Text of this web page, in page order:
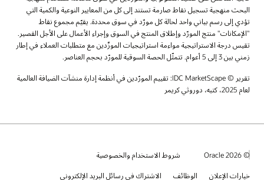
البحث منهجية تسجيل نقاط صارمة تستند إلى كل من المعايير النوعية والكمية التي
تؤدي إلى رسم بياني واحد لحالة كل مورّد في سوق محددة. يقيّم مجموع نقاط
"الإمكانات" منتج المورّد وإطلاق المنتج في السوق وإجراء الأعمال على الأجل القصير.
تقيس درجة الاستراتيجية مواءمة استراتيجيات المورِّدين مع متطلبات العملاء في إطار
زمني بين 3 إلى 5 أعوام. تتمثّل الحصة السوقية للمورّد بحجم العناصر.
تقرير © IDC MarketScape: تقييم المورّدين في أنظمة إدارة منشآت الضيافة العالمية
لعام 2025، كتبه، دوروثي كريمر
© 2026 Oracle شروط الاستخدام والخصوصية
خيارات الإعلان الوظائف الاشتراك في رسائل البريد الإلكتروني